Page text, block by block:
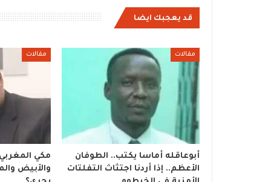
قد يعجبك ايضا
مقالات
أبوعاقله أماسا يكتب.. الطوفان
الأعظم.. إذا أردنا اجتثاث التفلتات
مقالات
مكي
والأبيض